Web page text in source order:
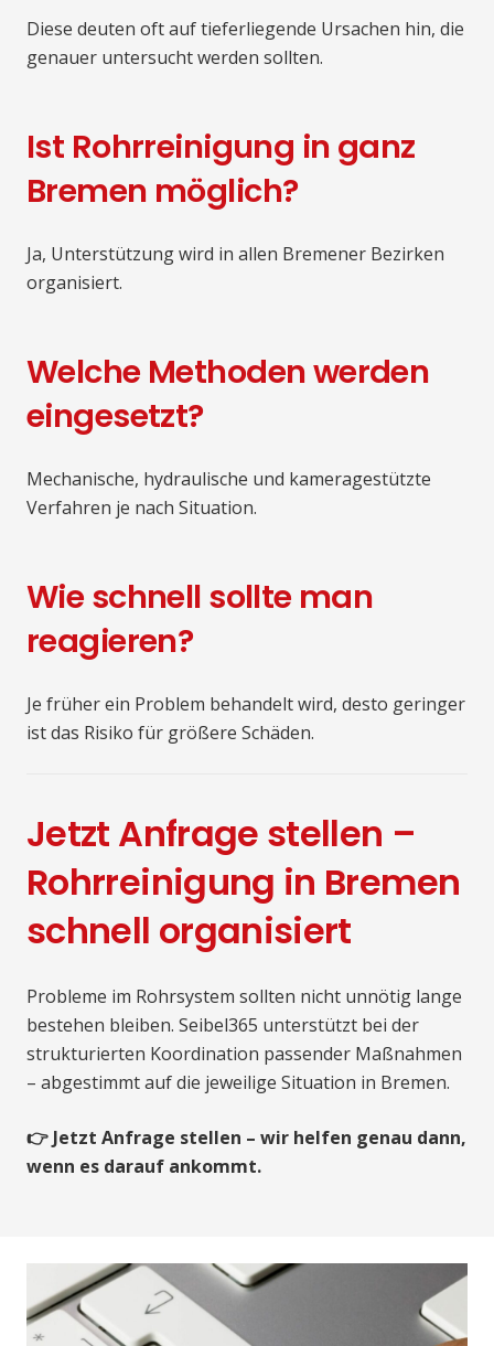
Diese deuten oft auf tieferliegende Ursachen hin, die
genauer untersucht werden sollten.
Ist Rohrreinigung in ganz
Bremen möglich?
Ja, Unterstützung wird in allen Bremener Bezirken
organisiert.
Welche Methoden werden
eingesetzt?
Mechanische, hydraulische und kameragestützte
Verfahren je nach Situation.
Wie schnell sollte man
reagieren?
Je früher ein Problem behandelt wird, desto geringer
ist das Risiko für größere Schäden.
Jetzt Anfrage stellen –
Rohrreinigung in Bremen
schnell organisiert
Probleme im Rohrsystem sollten nicht unnötig lange
bestehen bleiben. Seibel365 unterstützt bei der
strukturierten Koordination passender Maßnahmen
– abgestimmt auf die jeweilige Situation in Bremen.
👉 Jetzt Anfrage stellen – wir helfen genau dann,
wenn es darauf ankommt.